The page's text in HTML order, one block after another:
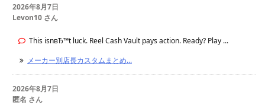
2026年8月7日
Levon10 さん
This isnвЂ™t luck. Reel Cash Vault pays action. Ready? Play ...
メーカー別店長カスタムまとめ...
2026年8月7日
匿名 さん